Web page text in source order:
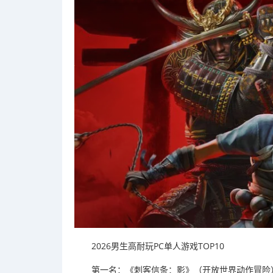
2026男生高耐玩PC单人游戏TOP10
第一名：《刺客信条：影》（开放世界动作冒险